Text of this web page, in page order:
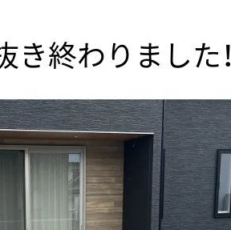
終わりました！